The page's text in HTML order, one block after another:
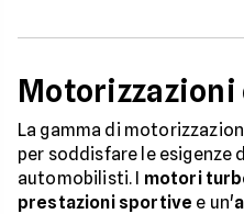
La gamma di
per soddisfare le esigenze
automobilisti. I motori
prestazioni sportive e un'